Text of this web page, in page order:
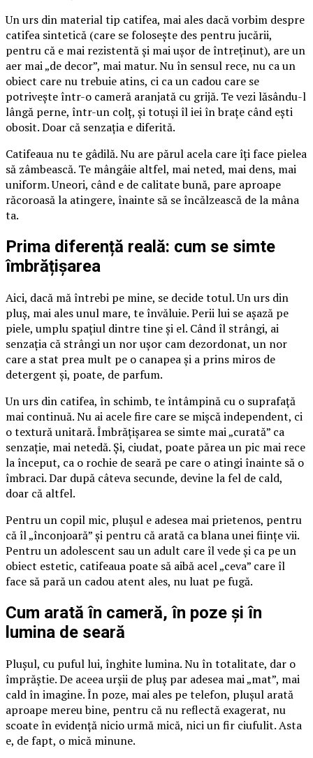
Un urs din material tip catifea, mai ales dacă vorbim despre
catifea sintetică (care se folosește des pentru jucării,
pentru că e mai rezistentă și mai ușor de întreținut), are un
aer mai „de decor”, mai matur. Nu în sensul rece, nu ca un
obiect care nu trebuie atins, ci ca un cadou care se
potrivește într-o cameră aranjată cu grijă. Te vezi lăsându-l
lângă perne, într-un colț, și totuși îl iei în brațe când ești
obosit. Doar că senzația e diferită.
Catifeaua nu te gâdilă. Nu are părul acela care îți face pielea
să zâmbească. Te mângâie altfel, mai neted, mai dens, mai
uniform. Uneori, când e de calitate bună, pare aproape
răcoroasă la atingere, înainte să se încălzească de la mâna
ta.
Prima diferență reală: cum se simte
îmbrățișarea
Aici, dacă mă întrebi pe mine, se decide totul. Un urs din
pluș, mai ales unul mare, te învăluie. Perii lui se așază pe
piele, umplu spațiul dintre tine și el. Când îl strângi, ai
senzația că strângi un nor ușor cam dezordonat, un nor
care a stat prea mult pe o canapea și a prins miros de
detergent și, poate, de parfum.
Un urs din catifea, în schimb, te întâmpină cu o suprafață
mai continuă. Nu ai acele fire care se mișcă independent, ci
o textură unitară. Îmbrățișarea se simte mai „curată” ca
senzație, mai netedă. Și, ciudat, poate părea un pic mai rece
la început, ca o rochie de seară pe care o atingi înainte să o
îmbraci. Dar după câteva secunde, devine la fel de cald,
doar că altfel.
Pentru un copil mic, plușul e adesea mai prietenos, pentru
că îl „înconjoară” și pentru că arată ca blana unei ființe vii.
Pentru un adolescent sau un adult care îl vede și ca pe un
obiect estetic, catifeaua poate să aibă acel „ceva” care îl
face să pară un cadou atent ales, nu luat pe fugă.
Cum arată în cameră, în poze și în
lumina de seară
Plușul, cu puful lui, înghite lumina. Nu în totalitate, dar o
împrăștie. De aceea urșii de pluș par adesea mai „mat”, mai
cald în imagine. În poze, mai ales pe telefon, plușul arată
aproape mereu bine, pentru că nu reflectă exagerat, nu
scoate în evidență nicio urmă mică, nici un fir ciufulit. Asta
e, de fapt, o mică minune.